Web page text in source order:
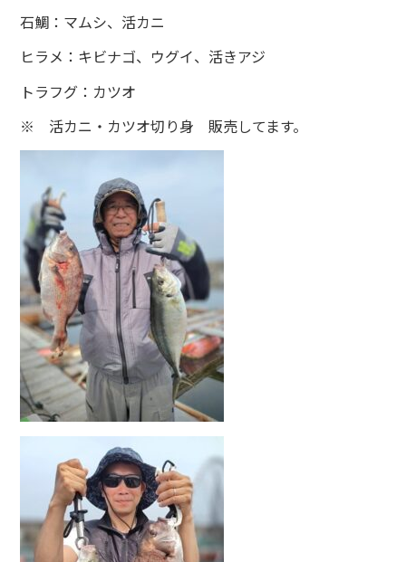
石鯛：マムシ、活カニ
ヒラメ：キビナゴ、ウグイ、活きアジ
トラフグ：カツオ
※ 活カニ・カツオ切り身 販売してます。